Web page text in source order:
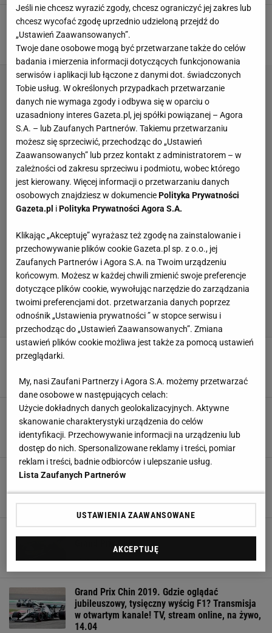
Historyczne kwalifikacje Formuły 1! Rekord
Aleksander Bernard,
Odrodzenie Hamiltona i Ferrari. Włosi oszaleli.
Aleksander Bernard,21 MARCA 2025, 10:14
Absurdalny wypadek! Samochód przede mną po
prostu się zatrzymał. "Pi***zę tego gościa"
Aleksander Bernard,22 KWIETNIA 2024, 14:22
Jest afera w F1! Burza po kwalifikacjach do
Grand Prix Chin
Marcin Jaz,20 KWIETNIA 2024, 10:39
Grand Prix Chin 2019. Gdzie oglądać
jubileuszowy, tysięczny wyścig F1? Transmisja
w otwartym kanale! TV, stream online, na żywo,
14.04
Jeśli nie chcesz wyrazić zgody, chcesz ograniczyć jej zakres lub
chcesz wycofać zgodę uprzednio udzieloną przejdź do
„Ustawień Zaawansowanych”.
Twoje dane osobowe mogą być przetwarzane także do celów
badania i mierzenia informacji dotyczących funkcjonowania
serwisów i aplikacji lub łączone z danymi dot. świadczonych
Tobie usług. W określonych przypadkach przetwarzanie
danych nie wymaga zgody i odbywa się w oparciu o
uzasadniony interes Gazeta.pl, jej spółki powiązanej – Agora
S.A. – lub Zaufanych Partnerów. Takiemu przetwarzaniu
możesz się sprzeciwić, przechodząc do „Ustawień
Zaawansowanych” lub przez kontakt z administratorem – w
zależności od zakresu sprzeciwu i podmiotu, wobec którego
jest kierowany. Więcej informacji o przetwarzaniu danych
osobowych znajdziesz w dokumenciePolityka Prywatności
Gazeta.pl iPolityka Prywatności Agora S.A.
Klikając „Akceptuję” wyrażasz też zgodę na zainstalowanie i
przechowywanie plików cookie Gazeta.pl sp. z o.o., jej
Zaufanych Partnerów i Agora S.A. na Twoim urządzeniu
końcowym. Możesz w każdej chwili zmienić swoje preferencje
dotyczące plików cookie, wywołując narzędzie do zarządzania
twoimi preferencjami dot. przetwarzania danych poprzez
odnośnik „Ustawienia prywatności ” w stopce serwisu i
przechodząc do „Ustawień Zaawansowanych”. Zmiana
ustawień plików cookie możliwa jest także za pomocą ustawień
przeglądarki.
My, nasi Zaufani Partnerzy i Agora S.A. możemy przetwarzać
dane osobowe w następujących celach:
Użycie dokładnych danych geolokalizacyjnych. Aktywne
skanowanie charakterystyki urządzenia do celów
identyfikacji. Przechowywanie informacji na urządzeniu lub
dostęp do nich. Spersonalizowane reklamy i treści, pomiar
reklam i treści, badnie odbiorców i ulepszanie usług.
Lista Zaufanych Partnerów
USTAWIENIA ZAAWANSOWANE
AKCEPTUJĘ